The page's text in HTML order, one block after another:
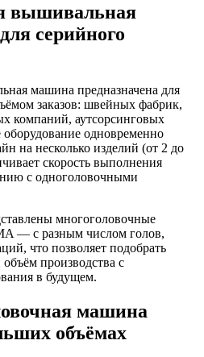
вышивальная
серийного
машина предназначена для
заказов: швейных фабрик,
компаний, аутсорсинговых
одновременно
на несколько изделий (от 2 до
скорость выполнения
с одноголовочными
многоголовочные
— с разным числом голов,
что позволяет подобрать
производства с
в будущем.
машина
объёмах